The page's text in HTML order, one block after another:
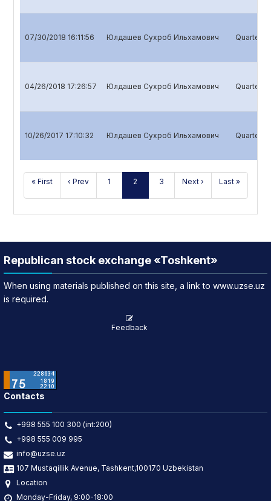
07/30/2018 16:11:56 Юлдашев Сухроб Ильхамович
04/26/2018 17:26:57 Юлдашев Сухроб Ильхамович
10/26/2017 17:10:32 Юлдашев Сухроб Ильхамович
« First ‹ Prev 1 2 3 Next › Last »
Republican stock exchange «Toshkent»
When using materials published on this site, a link to www.uzse.uz
is required.
Feedback
Contacts
+998 555 100 300 (int:200)
+998 555 009 995
info@uzse.uz
107 Mustaqillik Avenue, Tashkent,100170 Uzbekistan
Location
Monday-Friday, 9:00-18:00